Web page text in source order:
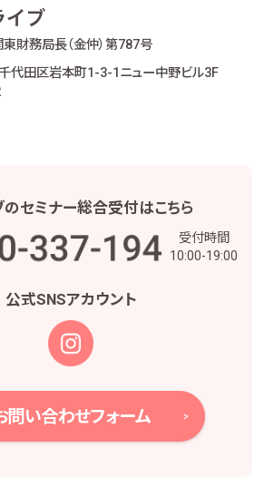
を確認するため
対し、お取引結果、お預り残高などの報
のお取引に関する事務を行うため
の契約や法律等に基づく権利の行使や
行のため
いて委託された場合等において、委託
との打合せ、情報提供・連絡、お取引先
から委託された業務の遂行等を行うため
主様及び当社株式の管理業務、株主様又
による権利の行使・義務の履行、及び法
く書面・記録・データの作成のため
の給与の計算・支払、人事管理業務のた
東財務局長（金仲）第787号
代田区岩本町1-3-1 ニュー中野ビル3F
のセミナー総合受付はこちら
受付時間
10:00-19:00
公式SNSアカウント
問い合わせフォーム